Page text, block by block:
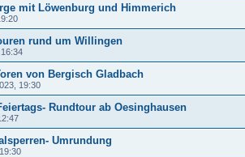
mit Löwenburg und Himmerich
rund um Willingen
von Bergisch Gladbach
19:30
Rundtour ab Oesinghausen
Umrundung